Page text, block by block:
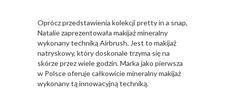
Oprócz przedstawienia kolekcji pretty in a snap,
Natalie zaprezentowała makijaż mineralny
wykonany techniką Airbrush. Jest to makijaż
natryskowy, który doskonale trzyma się na
skórze przez wiele godzin. Marka jako pierwsza
w Polsce oferuje całkowicie mineralny makijaż
wykonany tą innowacyjną techniką.